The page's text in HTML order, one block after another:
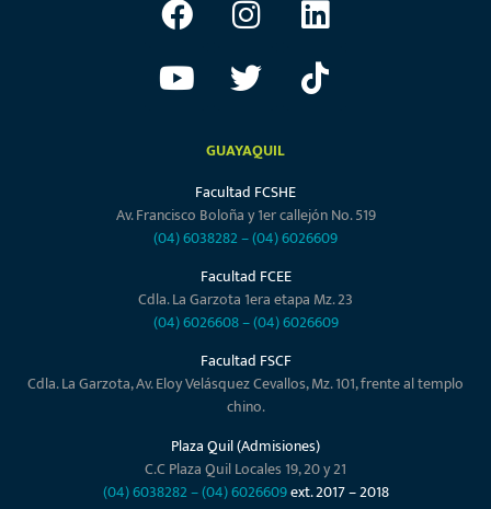
GUAYAQUIL
Facultad FCSHE
Av. Francisco Boloña y 1er callejón No. 519
(04) 6038282–(04) 6026609
Facultad FCEE
Cdla. La Garzota 1era etapa Mz. 23
(04) 6026608–(04) 6026609
Facultad FSCF
Cdla. La Garzota, Av. Eloy Velásquez Cevallos, Mz. 101, frente al templo
chino.
Plaza Quil (Admisiones)
C.C Plaza Quil Locales 19, 20 y 21
(04) 6038282–(04) 6026609ext. 2017 – 2018